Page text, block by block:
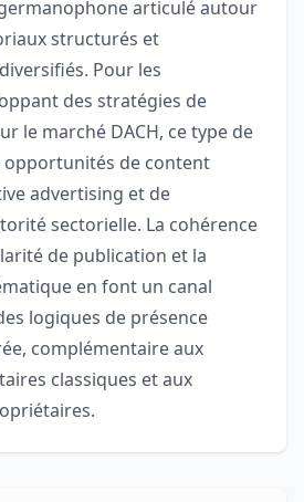
articulé autour
structurés et
Pour les
des stratégies de
le marché DACH, ce type de
de content
advertising et de
sectorielle. La cohérence
de publication et la
en font un canal
logiques de présence
complémentaire aux
classiques et aux